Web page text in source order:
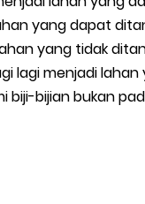
yang dapat
yang tidak
lagi menjadi
biji-bijian bukan